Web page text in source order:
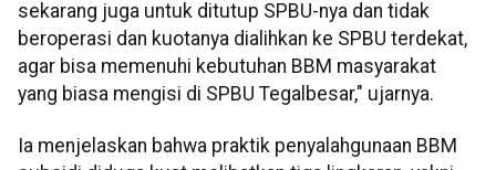
sekarang juga untuk ditutup SPBU-nya dan tidak
beroperasi dan kuotanya dialihkan ke SPBU terdekat,
agar bisa memenuhi kebutuhan BBM masyarakat
yang biasa mengisi di SPBU Tegalbesar," ujarnya.
Ia menjelaskan bahwa praktik penyalahgunaan BBM